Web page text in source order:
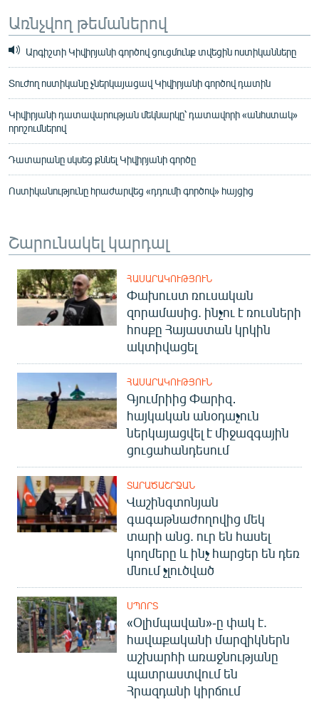
Առնչվող թեմաներով
Արգիշտի Կիվիրյանի գործով ցուցմունք տվեցին ոստիկանները
Տուժող ոստիկանը չներկայացավ Կիվիրյանի գործով դատին
Կիվիրյանի դատավարության մեկնարկը՝ դատավորի «անհստակ»
որոշումներով
Դատարանը սկսեց քննել Կիվիրյանի գործը
Ոստիկանությունը հրաժարվեց «դդումի գործով» հայցից
Շարունակել կարդալ
ՀԱՍԱՐԱԿՈՒԹՅՈՒՆ
Փախուստ ռուսական
զորամասից. ինչու է ռուսների
հոսքը Հայաստան կրկին
ակտիվացել
ՀԱՍԱՐԱԿՈՒԹՅՈՒՆ
Գյումրիից Փարիզ․
հայկական անօդաչուն
ներկայացվել է միջազգային
ցուցահանդեսում
ՏԱՐԱԾԱՇՐՋԱՆ
Վաշինգտոնյան
գագաթնաժողովից մեկ
տարի անց. ուր են հասել
կողմերը և ինչ հարցեր են դեռ
մնում չլուծված
ՍՊՈՐՏ
«Օլիմպավան»-ը փակ է.
հավաքականի մարզիկներն
աշխարհի առաջնությանը
պատրաստվում են
Հրազդանի կիրճում